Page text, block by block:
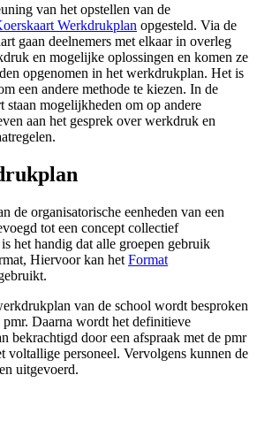
van het opstellen van de
Werkdrukplan opgesteld. Via de
gaan deelnemers met elkaar in overleg
en mogelijke oplossingen en komen ze
opgenomen in het werkdrukplan. Het is
een andere methode te kiezen. In de
staan mogelijkheden om op andere
aan het gesprek over werkdruk en
de organisatorische eenheden van een
tot een concept collectief
het handig dat alle groepen gebruik
Hiervoor kan het Format
van de school wordt besproken
Daarna wordt het definitieve
bekrachtigd door een afspraak met de pmr
voltallige personeel. Vervolgens kunnen de
uitgevoerd.